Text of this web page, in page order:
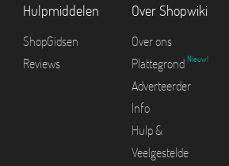
Hulpmiddelen
ShopGidsen
Reviews
Over Shopwiki
Over ons
Plattegrond Nieuw!
Adverteerder
Info
Hulp &
Veelgestelde